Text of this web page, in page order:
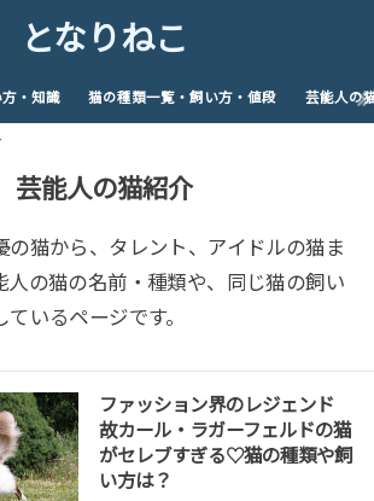
となりねこ
・知識 猫の種類一覧・飼い方・値段 芸能人の
芸能人の猫紹介
の猫から、タレント、アイドルの猫ま
人の猫の名前・種類や、同じ猫の飼い
いるページです。
ファッション界のレジェンド
故カール・ラガーフェルドの猫
がセレブすぎる♡猫の種類や飼
い方は？